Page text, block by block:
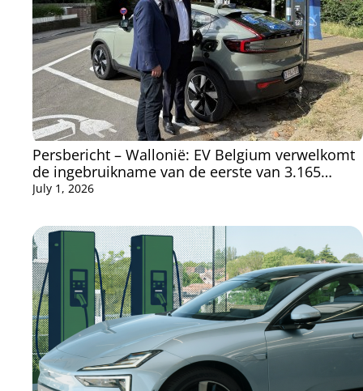
Persbericht – Wallonië: EV Belgium verwelkomt
de ingebruikname van de eerste van 3.165
publieke laadpalen
July 1, 2026